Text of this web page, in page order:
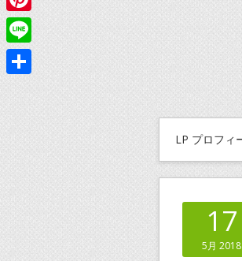
LP プロフィ
17
5月 2018
Pinterest
Line